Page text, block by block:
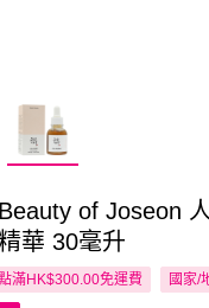
of Joseon
華 30毫升
滿HK$300.00免運費 國家/